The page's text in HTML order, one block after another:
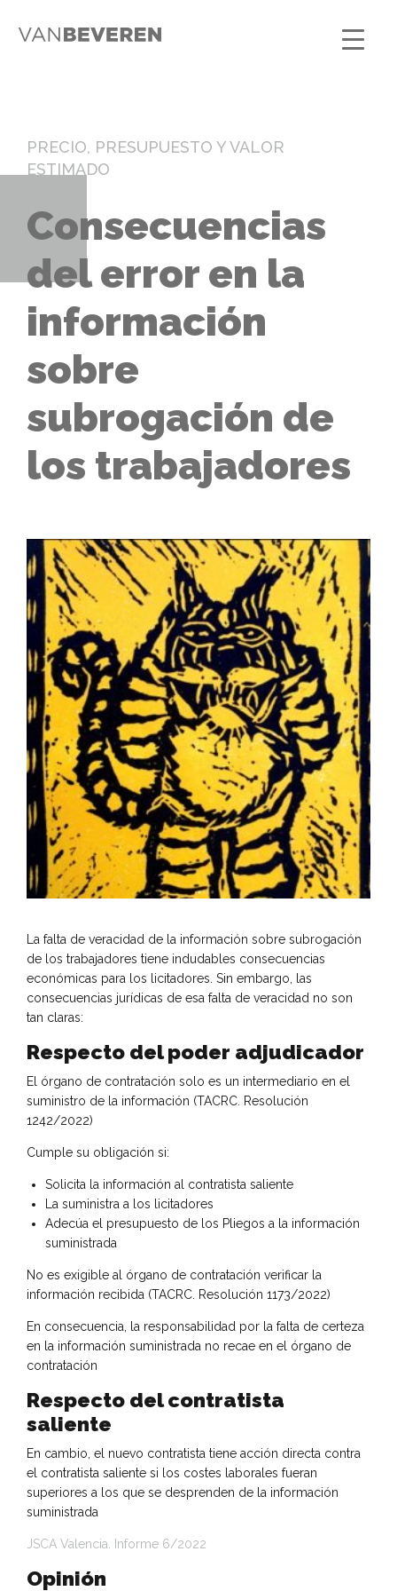
PRECIO, PRESUPUESTO Y VALOR
ESTIMADO
Consecuencias
del error en la
información
sobre
subrogación de
los trabajadores
La falta de veracidad de la información sobre subrogación
de los trabajadores tiene indudables consecuencias
económicas para los licitadores. Sin embargo, las
consecuencias jurídicas de esa falta de veracidad no son
tan claras:
Respecto del poder adjudicador
El órgano de contratación solo es un intermediario en el
suministro de la información (TACRC. Resolución
1242/2022)
Cumple su obligación si:
Solicita la información al contratista saliente
La suministra a los licitadores
Adecúa el presupuesto de los Pliegos a la información
suministrada
No es exigible al órgano de contratación verificar la
información recibida (TACRC. Resolución 1173/2022)
En consecuencia, la responsabilidad por la falta de certeza
en la información suministrada no recae en el órgano de
contratación
Respecto del contratista
saliente
En cambio, el nuevo contratista tiene acción directa contra
el contratista saliente si los costes laborales fueran
superiores a los que se desprenden de la información
suministrada
JSCA Valencia. Informe 6/2022
Opinión